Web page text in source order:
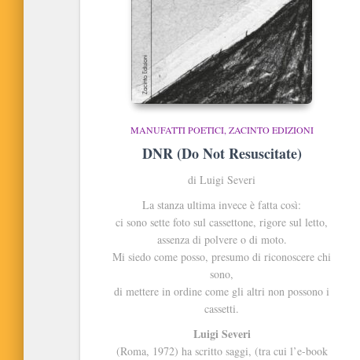
MANUFATTI POETICI ZACINTO EDIZIONI
DNR (Do Not Resuscitate)
di Luigi Severi
La stanza ultima invece è fatta così:
ci sono sette foto sul cassettone, rigore sul letto,
assenza di polvere o di moto.
Mi siedo come posso, presumo di riconoscere chi
sono,
di mettere in ordine come gli altri non possono i
cassetti.
Luigi Severi
(Roma, 1972) ha scritto saggi, (tra cui l’e-book